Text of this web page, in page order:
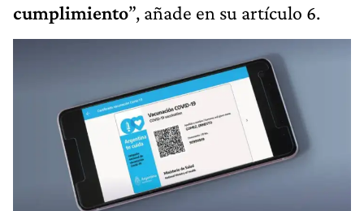
cumplimiento”, añade en su artículo 6.